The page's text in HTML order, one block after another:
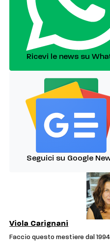
Ricevi le news su
Seguici su Google
Viola Carignani
Faccio questo mestiere dal